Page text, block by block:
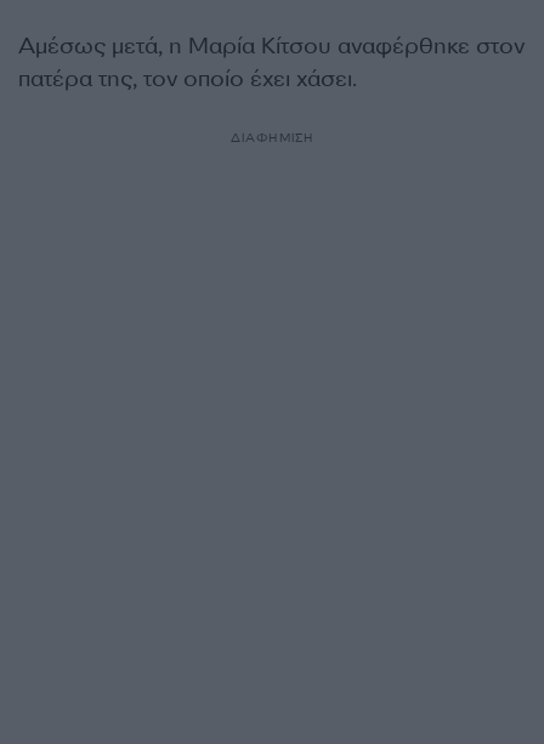
Αμέσως μετά, η Μαρία Κίτσου αναφέρθηκε στον
πατέρα της, τον οποίο έχει χάσει.
ΔΙΑΦΗΜΙΣΗ